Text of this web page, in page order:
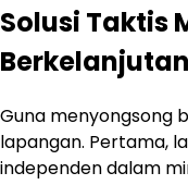
Solusi Taktis
Berkelanjutan
Guna menyongsong
lapangan. Pertama,
independen dalam